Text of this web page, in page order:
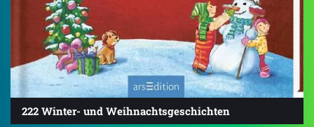
222 Winter- und Weihnachtsgeschichten